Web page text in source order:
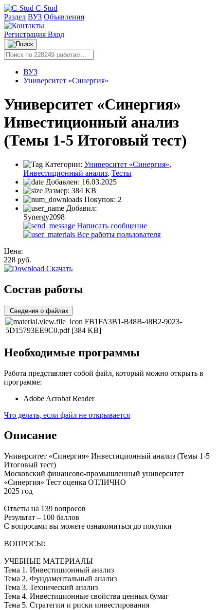
C-Stud
Раздел ВУЗ Объявления
Регистрация Вход
ВУЗ
Университет «Синергия»
Университет «Синергия»
Инвестиционный анализ
(Темы 1-5 Итоговый тест)
Категории: Университет «Синергия»,
Инвестиционный анализ, Тесты
Добавлен: 16.03.2025
Размер: 384 KB
Покупок: 2
Добавил:
Synergy2098
Написать сообщение
Все работы пользователя
Цена:
228 руб.
Скачать
Состав работы
Сведения о файлах
FB1FA3B1-B48B-48B2-9023-
5D15793EE9C0.pdf [384 KB]
Необходимые программы
Работа представляет собой файл, который можно открыть в
программе:
Adobe Acrobat Reader
Что делать, если файл не открывается
Описание
Университет «Синергия» Инвестиционный анализ (Темы 1-5
Итоговый тест)
Московский финансово-промышленный университет
«Синергия» Тест оценка ОТЛИЧНО
2025 год
Ответы на 139 вопросов
Результат – 100 баллов
С вопросами вы можете ознакомиться до покупки
ВОПРОСЫ:
УЧЕБНЫЕ МАТЕРИАЛЫ
Тема 1. Инвестиционный анализ
Тема 2. Фундаментальный анализ
Тема 3. Технический анализ
Тема 4. Инвестиционные свойства ценных бумаг
Тема 5. Стратегии и риски инвестирования